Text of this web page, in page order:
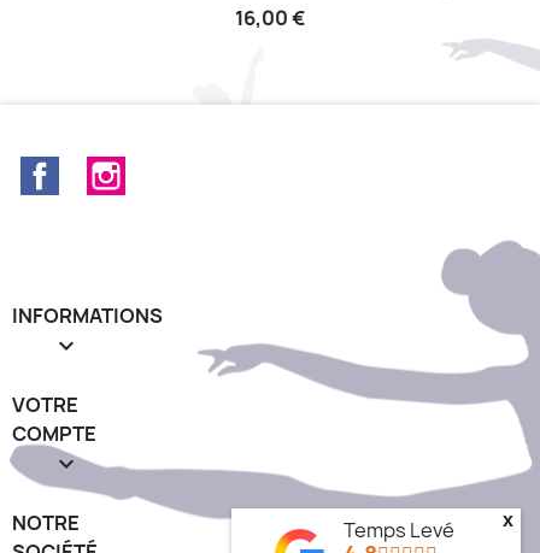
16,00 €
Facebook
INFORMATIONS

VOTRE
COMPTE

NOTRE
Temps Levé x